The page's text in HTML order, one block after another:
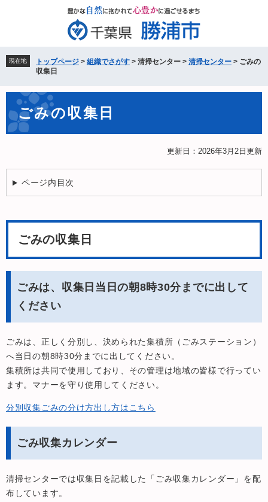
先
頭
す。
を
飛
し
文
現在地 トップページ > 組織でさがす > 清掃センター > 清掃センター > ごみの
収集日
文 ごみの収集日
更新日：2026年3月2日更新
ページ内目次
ごみの収集日
ごみは、収集日当日の朝8時30分までに出して
ください
ごみは、正しく分別し、決められた集積所（ごみステーション）
へ当日の朝8時30分までに出してください。
集積所は共同で使用しており、その管理は地域の皆様で行ってい
ます。マナーを守り使用してください。
分別収集ごみの分け方出し方はこちら
ごみ収集カレンダー
清掃センターでは収集日を記載した「ごみ収集カレンダー」を配
布しています。